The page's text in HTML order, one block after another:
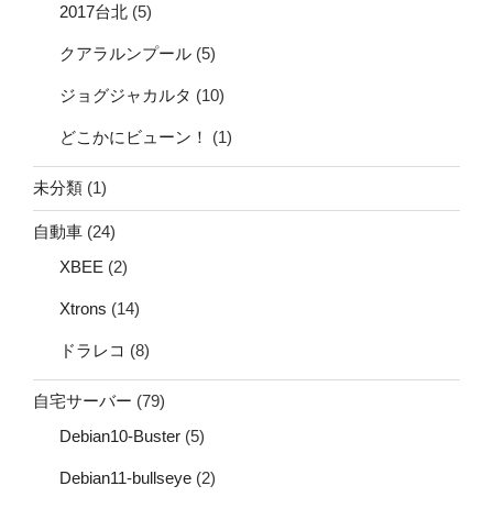
2017台北 (5)
クアラルンプール (5)
ジョグジャカルタ (10)
どこかにビューン！ (1)
未分類 (1)
自動車 (24)
XBEE (2)
Xtrons (14)
ドラレコ (8)
自宅サーバー (79)
Debian10-Buster (5)
Debian11-bullseye (2)